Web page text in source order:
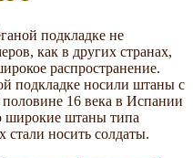
подкладке не
как в других странах,
распространение.
подкладке носили штаны с
16 века в Испании
широкие штаны типа
стали носить солдаты.